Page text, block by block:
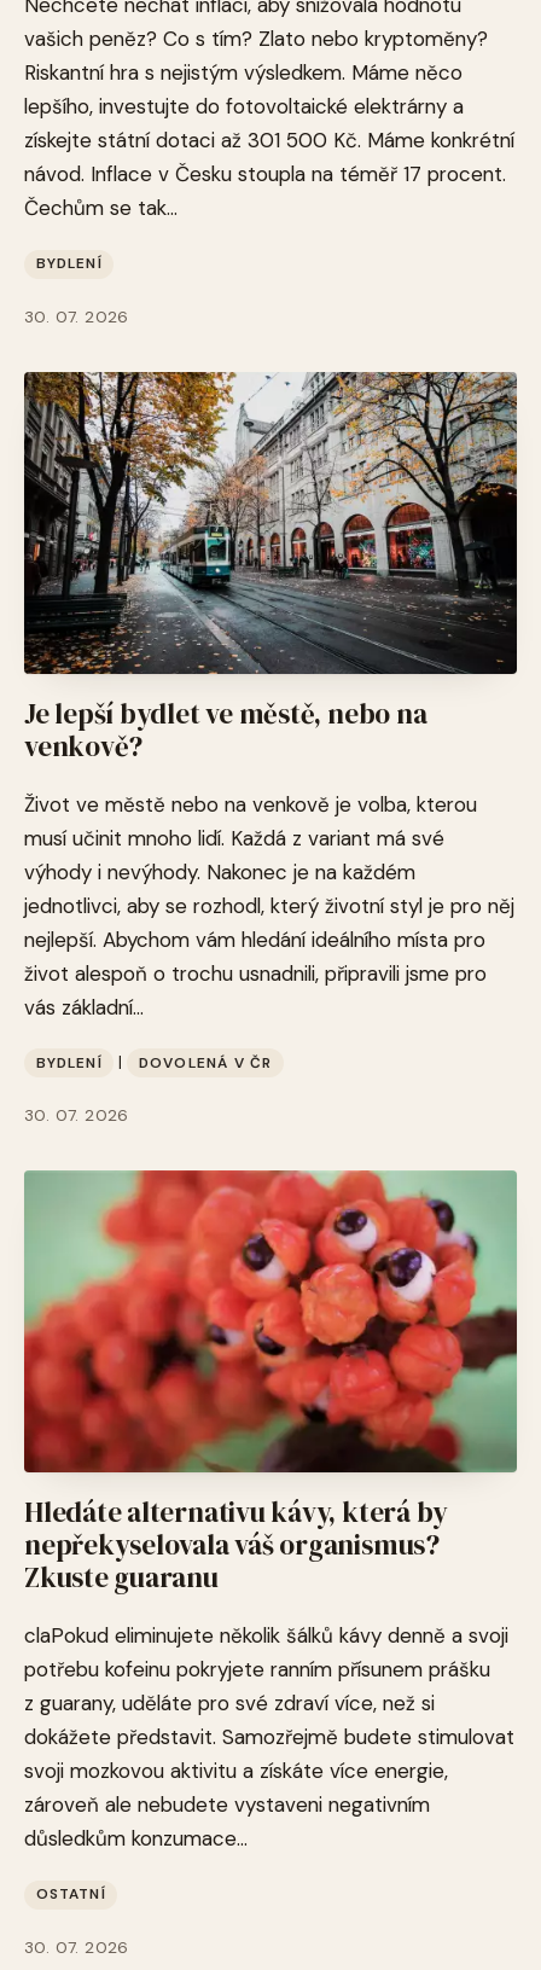
vašich peněz? Co s tím? Zlato nebo kryptoměny?
Riskantní hra s nejistým výsledkem. Máme něco
lepšího, investujte do fotovoltaické elektrárny a
získejte státní dotaci až 301 500 Kč. Máme konkrétní
návod. Inflace v Česku stoupla na téměř 17 procent.
Čechům se tak...
BYDLENÍ
30. 07. 2026
Je lepší bydlet ve městě, nebo na
venkově?
Život ve městě nebo na venkově je volba, kterou
musí učinit mnoho lidí. Každá z variant má své
výhody i nevýhody. Nakonec je na každém
jednotlivci, aby se rozhodl, který životní styl je pro něj
nejlepší. Abychom vám hledání ideálního místa pro
život alespoň o trochu usnadnili, připravili jsme pro
vás základní...
BYDLENÍ | DOVOLENÁ V ČR
30. 07. 2026
Hledáte alternativu kávy, která by
nepřekyselovala váš organismus?
Zkuste guaranu
claPokud eliminujete několik šálků kávy denně a svoji
potřebu kofeinu pokryjete ranním přísunem prášku
z guarany, uděláte pro své zdraví více, než si
dokážete představit. Samozřejmě budete stimulovat
svoji mozkovou aktivitu a získáte více energie,
zároveň ale nebudete vystaveni negativním
důsledkům konzumace...
OSTATNÍ
30. 07. 2026